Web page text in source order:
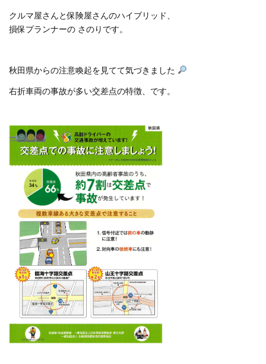
クルマ屋さんと保険屋さんのハイブリッド、
損保プランナーの さのりです。
秋田県からの注意喚起を見てて気づきました
右折車両の事故が多い交差点の特徴、です。